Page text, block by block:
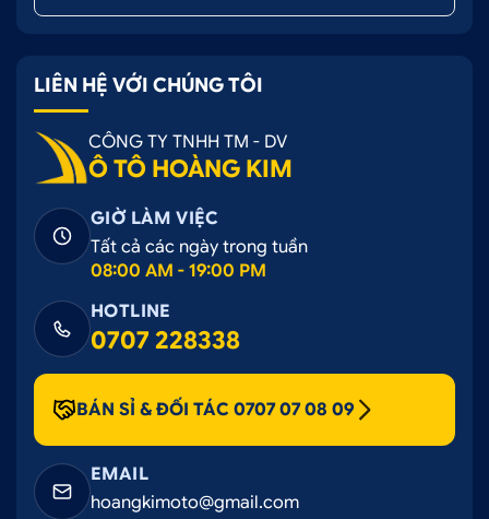
LIÊN HỆ VỚI CHÚNG TÔI
CÔNG TY TNHH TM - DV
Ô TÔ HOÀNG KIM
GIỜ LÀM VIỆC
Tất cả các ngày trong tuần
08:00 AM - 19:00 PM
HOTLINE
0707 228338
BÁN SỈ & ĐỐI TÁC 0707 07 08 09
EMAIL
hoangkimoto@gmail.com